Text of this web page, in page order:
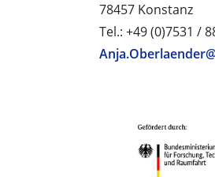
78457 Konstanz
Tel.: +49 (0)7531 /